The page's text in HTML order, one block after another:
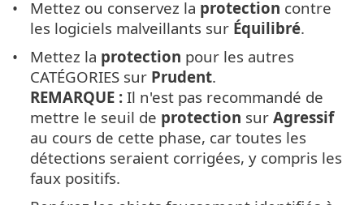
Mettez ou conservez la protection contre
les logiciels malveillants sur Équilibré.
Mettez la protection pour les autres
CATÉGORIES sur Prudent.
REMARQUE : Il n'est pas recommandé de
mettre le seuil de protection surAgressif
au cours de cette phase, car toutes les
détections seraient corrigées, y compris les
faux positifs.